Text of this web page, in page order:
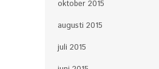
oktober 2015
augusti 2015
juli 2015